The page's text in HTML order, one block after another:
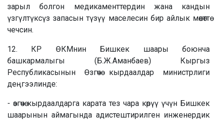
зарыл болгон медикаменттердин жана кандын
үзгүлтүксүз запасын түзүү маселесин бир айлык мөөнөттө
чечсин.
12. КР ӨКМнин Бишкек шаары боюнча
башкармалыгы (Б.Ж.Аманбаев) Кыргыз
Республикасынын Өзгөчө кырдаалдар министрлиги
деңгээлинде:
- өзгөчө кырдаалдарга карата тез чара көрүү үчүн Бишкек
шаарынын аймагында адистештирилген инженердик